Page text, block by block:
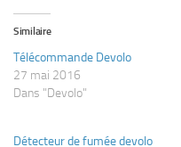
Similaire
Télécommande Devolo
27 mai 2016
Dans "Devolo"
Détecteur de fumée devolo